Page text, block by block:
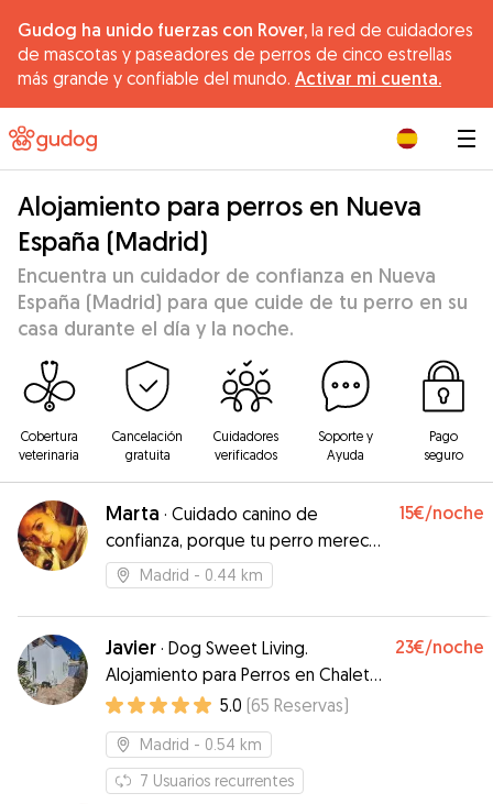
Gudog ha unido fuerzas con Rover, la red de cuidadores
de mascotas y paseadores de perros de cinco estrellas
más grande y confiable del mundo. Activar mi cuenta.
Alojamiento para perros en Nueva
España (Madrid)
Encuentra un cuidador de confianza en Nueva
España (Madrid) para que cuide de tu perro en su
casa durante el día y la noche.
Cobertura
veterinaria
Cancelación
gratuita
Cuidadores
verificados
Soporte y
Ayuda
Pago
seguro
Marta · Cuidado canino de
confianza, porque tu perro merece
lo mejor
15€/noche
Madrid - 0.44 km
Javier · Dog Sweet Living.
Alojamiento para Perros en Chalet
en Plaza de Castilla
23€/noche
5.0 (65 Reservas)
Madrid - 0.54 km
7 Usuarios recurrentes